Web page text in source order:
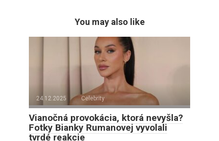
You may also like
24.12.2025 Celebrity
Vianočná provokácia, ktorá nevyšla?
Fotky Bianky Rumanovej vyvolali
tvrdé reakcie